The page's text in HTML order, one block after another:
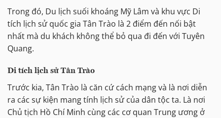
Trong đó, Du lịch suối khoáng Mỹ Lâm và khu vực Di
tích lịch sử quốc gia Tân Trào là 2 điểm đến nối bật
nhất mà du khách không thể bỏ qua đi đến với Tuyên
Quang.
Di tích lịch sử Tân Trào
Trước kia, Tân Trào là căn cứ cách mạng và là nơi diễn
ra các sự kiện mang tính lịch sử của dân tộc ta. Là nơi
Chủ tịch Hồ Chí Minh cùng các cơ quan Trung ương ở